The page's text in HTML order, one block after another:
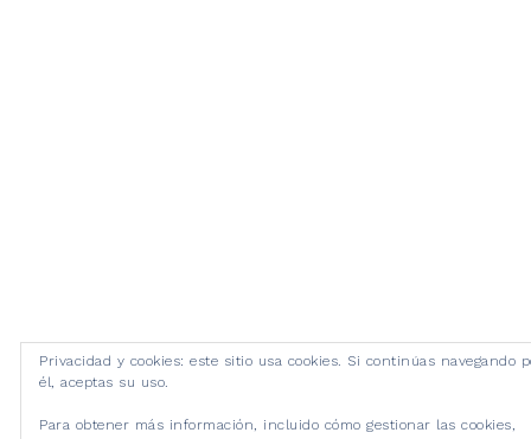
Privacidad y cookies: este sitio usa cookies. Si continúas navegando
él, aceptas su uso.
Para obtener más información, incluido cómo gestionar las cookies,